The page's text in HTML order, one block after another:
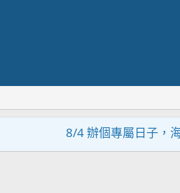
8/4 辦個專屬日子，海鹽